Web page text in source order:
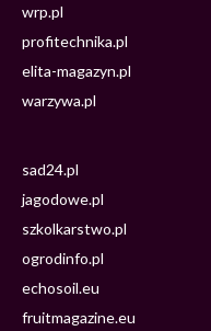
wrp.pl
profitechnika.pl
elita-magazyn.pl
warzywa.pl
sad24.pl
jagodowe.pl
szkolkarstwo.pl
ogrodinfo.pl
echosoil.eu
fruitmagazine.eu